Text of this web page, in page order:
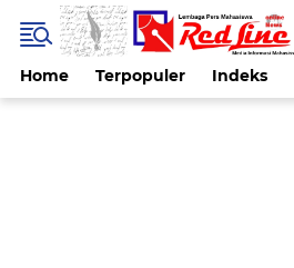
Home Terpopuler Indeks